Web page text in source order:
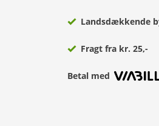
Landsdækkende
Fragt fra kr. 25,-
Betal med